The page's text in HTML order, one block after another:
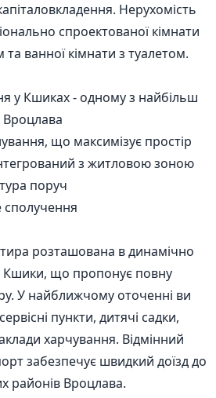
Нерухомість
спроектованої кімнати
ванної кімнати з туалетом.
у Кшиках - одному з найбільш
Вроцлава
що максимізує простір
з житловою зоною
поруч
сполучення
розташована в динамічно
Кшики, що пропонує повну
У найближчому оточенні ви
пункти, дитячі садки,
харчування. Відмінний
забезпечує швидкий доїзд до
районів Вроцлава.